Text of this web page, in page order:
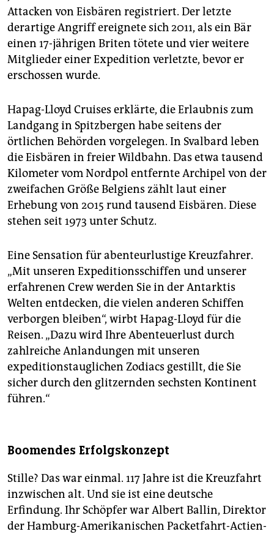
Attacken von Eisbären registriert. Der letzte
derartige Angriff ereignete sich 2011, als ein Bär
einen 17-jährigen Briten tötete und vier weitere
Mitglieder einer Expedition verletzte, bevor er
erschossen wurde.
Hapag-Lloyd Cruises erklärte, die Erlaubnis zum
Landgang in Spitzbergen habe seitens der
örtlichen Behörden vorgelegen. In Svalbard leben
die Eisbären in freier Wildbahn. Das etwa tausend
Kilometer vom Nordpol entfernte Archipel von der
zweifachen Größe Belgiens zählt laut einer
Erhebung von 2015 rund tausend Eisbären. Diese
stehen seit 1973 unter Schutz.
Eine Sensation für abenteurlustige Kreuzfahrer.
„Mit unseren Expeditionsschiffen und unserer
erfahrenen Crew werden Sie in der Antarktis
Welten entdecken, die vielen anderen Schiffen
verborgen bleiben“, wirbt Hapag-Lloyd für die
Reisen. „Dazu wird Ihre Abenteuerlust durch
zahlreiche Anlandungen mit unseren
expeditionstauglichen Zodiacs gestillt, die Sie
sicher durch den glitzernden sechsten Kontinent
führen.“
Boomendes Erfolgskonzept
Stille? Das war einmal. 117 Jahre ist die Kreuzfahrt
inzwischen alt. Und sie ist eine deutsche
Erfindung. Ihr Schöpfer war Albert Ballin, Direktor
der Hamburg-Amerikanischen Packetfahrt-Actien-